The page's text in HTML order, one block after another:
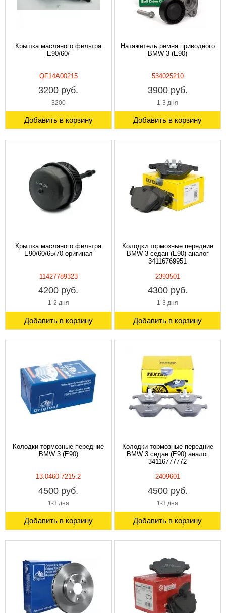
Крышка масляного фильтра
E90/60/
QF14A00215
3200 руб.
3200
Добавить в корзину
Натяжитель ремня приводного
BMW 3 (E90)
534025210
3900 руб.
1-3 дня
Добавить в корзину
Крышка масляного фильтра
E90/60/65/70 оригинал
11427789323
4200 руб.
1-2 дня
Добавить в корзину
Колодки тормозные передние
BMW 3 седан (E90)-аналог
34116769951
2393501
4300 руб.
1-3 дня
Добавить в корзину
Колодки тормозные передние
BMW 3 (E90)
13.0460-7215.2
4500 руб.
1-3 дня
Добавить в корзину
Колодки тормозные передние
BMW 3 седан (E90) аналог
34116777772
2409601
4500 руб.
1-3 дня
Добавить в корзину